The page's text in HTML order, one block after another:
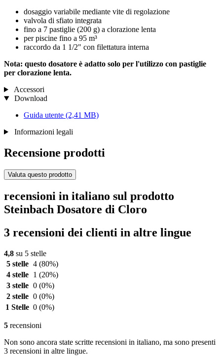
dosaggio variabile mediante vite di regolazione
valvola di sfiato integrata
fino a 7 pastiglie (200 g) a clorazione lenta
per piscine fino a 95 m³
raccordo da 1 1/2" con filettatura interna
Nota: questo dosatore è adatto solo per l'utilizzo con pastiglie
per clorazione lenta.
Accessori
Download
Guida utente (2,41 MB)
Informazioni legali
Recensione prodotti
Valuta questo prodotto
recensioni in italiano sul prodotto
Steinbach Dosatore di Cloro
3 recensioni dei clienti in altre lingue
4,8 su 5 stelle
5 stelle 4 (80%)
4 stelle
1 (20%)
3 stelle 0 (0%)
2 stelle 0 (0%)
1 Stelle 0 (0%)
5 recensioni
Non sono ancora state scritte recensioni in italiano, ma sono presenti
3 recensioni in altre lingue.